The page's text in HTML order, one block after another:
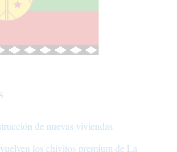
de nuevas viviendas
los chivitos premium de La